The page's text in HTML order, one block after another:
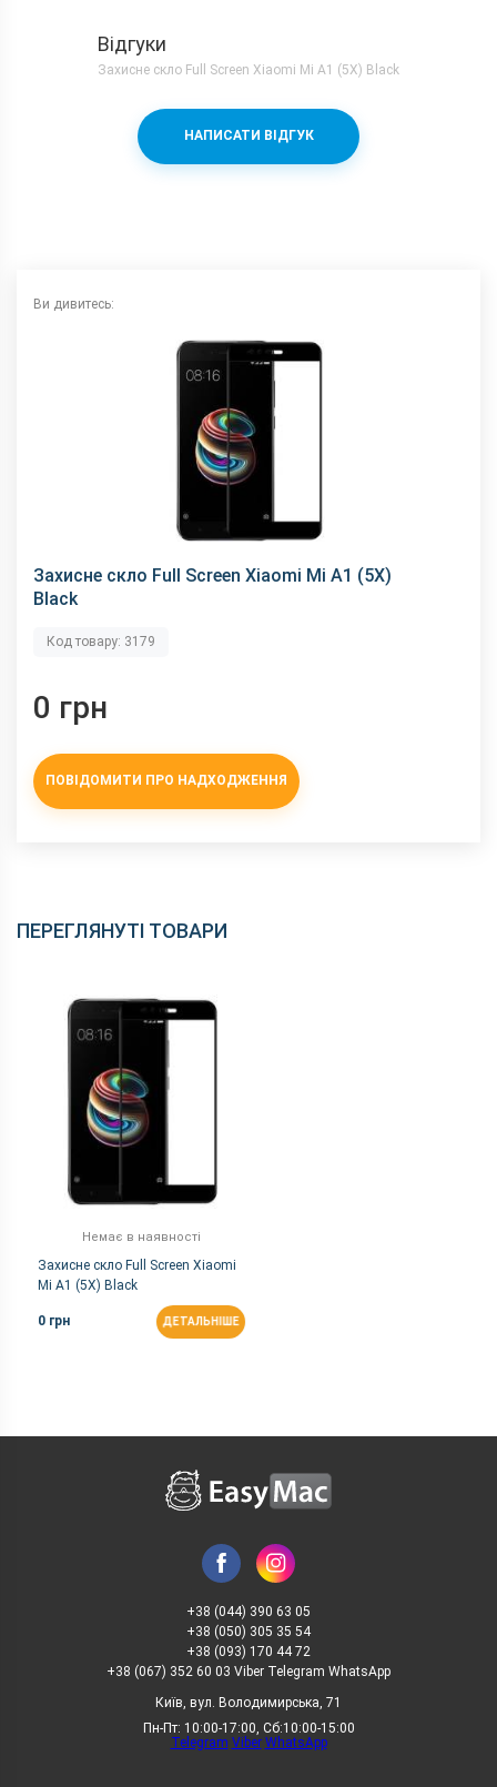
Відгуки
Захисне скло Full Screen Xiaomi Mi A1 (5X) Black
НАПИСАТИ ВІДГУК
Ви дивитесь:
Захисне скло Full Screen Xiaomi Mi A1 (5X)
Black
Код товару: 3179
0 грн
ПОВІДОМИТИ ПРО НАДХОДЖЕННЯ
ПЕРЕГЛЯНУТІ ТОВАРИ
Немає в наявності
Захисне скло Full Screen Xiaomi
Mi A1 (5X) Black
0 грн ДЕТАЛЬНІШЕ
+38 (044) 390 63 05
+38 (050) 305 35 54
+38 (093) 170 44 72
+38 (067) 352 60 03 Viber Telegram WhatsApp
Київ, вул. Володимирська, 71
Пн-Пт: 10:00-17:00, Сб:10:00-15:00
Telegram Viber WhatsApp